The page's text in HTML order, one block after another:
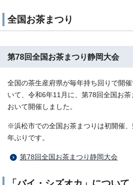
全国お茶まつり
第78回全国お茶まつり静岡大会
全国の茶生産府県が毎年持ち回りで開
いて、令和6年11月に、第78回全国お
おいて開催しました。
※浜松市での全国お茶まつりは初開催
年ぶりです。
第78回全国お茶まつり静岡大会